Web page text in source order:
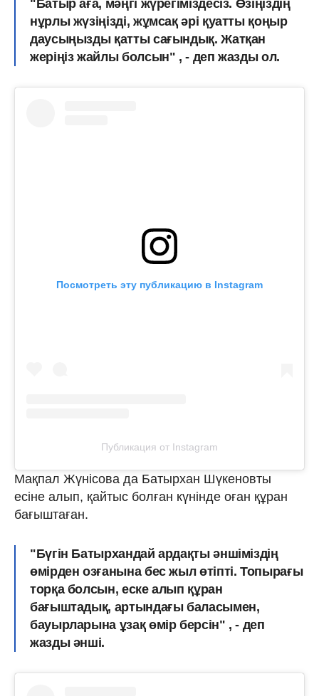
"Батыр аға, мәңгі жүрегіміздесіз. Өзіңіздің
нұрлы жүзіңізді, жұмсақ әрі қуатты қоңыр
даусыңызды қатты сағындық. Жатқан
жеріңіз жайлы болсын" , - деп жазды ол.
Посмотреть эту публикацию в Instagram
Публикация от Instagram
Мақпал Жүнісова да Батырхан Шүкеновты
есіне алып, қайтыс болған күнінде оған құран
бағыштаған.
"Бүгін Батырхандай ардақты әншіміздің
өмірден озғанына бес жыл өтіпті. Топырағы
торқа болсын, еске алып құран
бағыштадық, артындағы баласымен,
бауырларына ұзақ өмір берсін" , - деп
жазды әнші.